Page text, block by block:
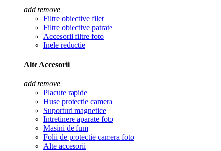
add remove
Filtre obiective filet
Filtre obiective patrate
Accesorii filtre foto
Inele reductie
Alte Accesorii
add remove
Placute rapide
Huse protectie camera
Suporturi magnetice
Intretinere aparate foto
Masini de fum
Folii de protectie camera foto
Alte accesorii